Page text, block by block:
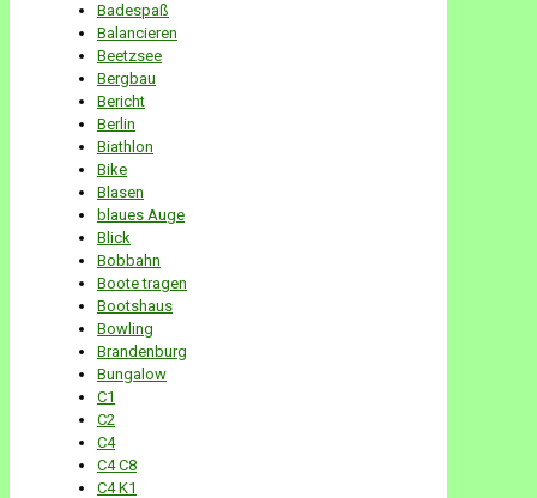
Badespaß
Balancieren
Beetzsee
Bergbau
Bericht
Berlin
Biathlon
Bike
Blasen
blaues Auge
Blick
Bobbahn
Boote tragen
Bootshaus
Bowling
Brandenburg
Bungalow
C1
C2
C4
C4 C8
C4 K1